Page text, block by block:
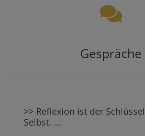
Gespräche
>> Reflexion ist der
Selbst. ...